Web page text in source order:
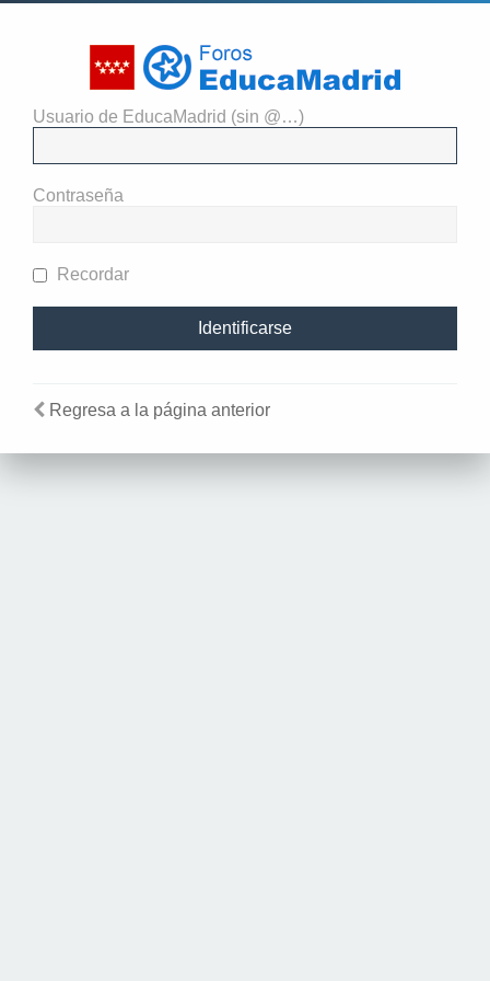
Usuario de EducaMadrid (sin @…)
Contraseña
Recordar
Regresa a la página anterior